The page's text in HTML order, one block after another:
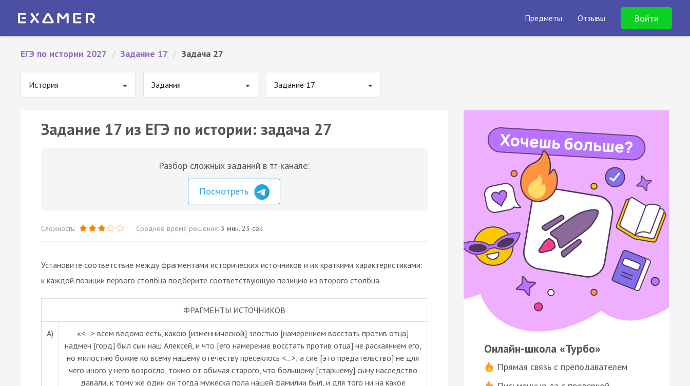
Предметы Отзывы Войти
ЕГЭ по истории 2027 / Задание 17 / Задача 27
История Задания Задание 17
Задание 17 из ЕГЭ по истории: задача 27
Разбор сложных заданий в тг-канале:
Посмотреть
Сложность: Среднее время решения: 3 мин. 23 сек.
Установите соответствие между фрагментами исторических источников и их краткими характеристиками:
к каждой позиции первого столбца подберите соответствующую позицию из второго столбца.
ФРАГМЕНТЫ ИСТОЧНИКОВ
А)
«<…> всем ведомо есть, какою [изменнической] злостью [намерением восстать против отца]
надмен [горд] был сын наш Алексей, и что [его намерение восстать против отца] не раскаянием его,
но милостию божие ко всему нашему отечеству пресеклось <…>; а сие [это предательство] не для
чего иного у него возросло, токмо от обычая старого, что большому [старшему] сыну наследство
давали, к тому же один он тогда мужеска пола нашей фамилии был, и для того ни на какое
Онлайн-школа «Турбо»
Прямая связь с преподавателем